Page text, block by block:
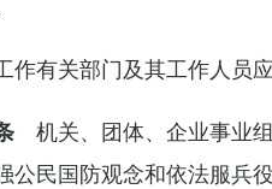
作有关部门及其工作人员
机关、团体、企业事业
公民国防观念和依法服兵役